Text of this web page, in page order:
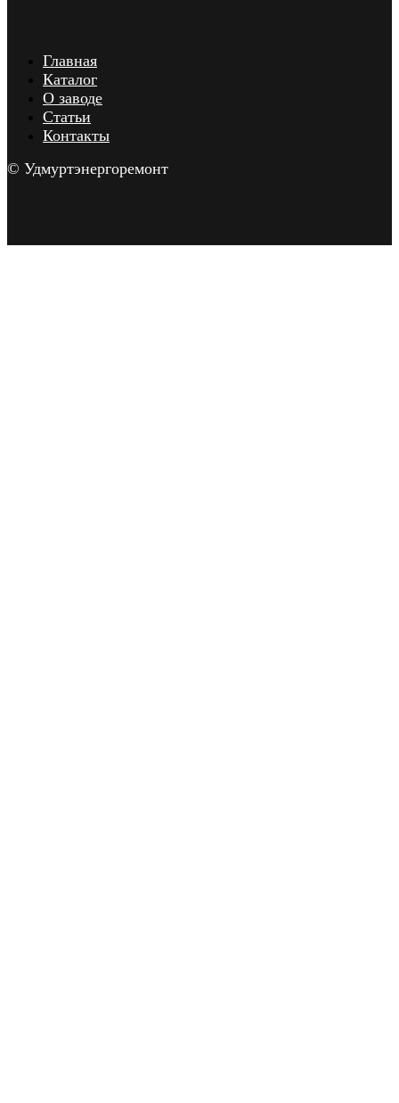
Главная
Каталог
О заводе
Статьи
Контакты
© Удмуртэнергоремонт